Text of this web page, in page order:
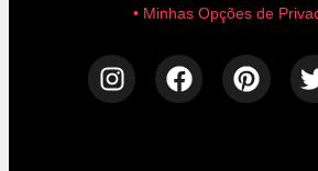
• Minhas Opções de